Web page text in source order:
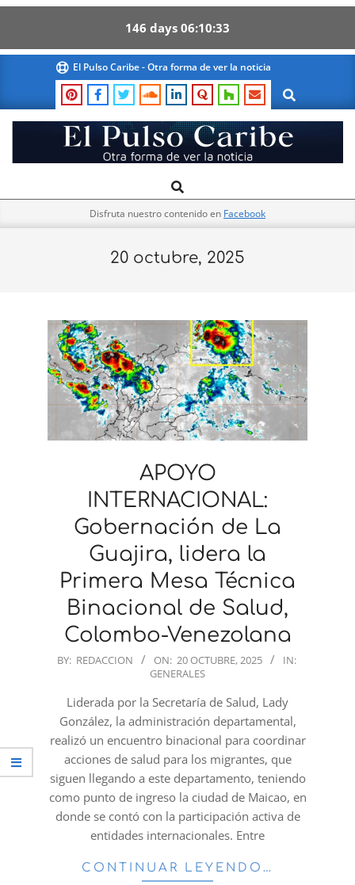
146 days 06 10 33
content
El Pulso Caribe - Otra forma de ver la noticia
Search
El
Pulso
Navigation
Search
Disfruta nuestro contenido en Facebook
20 octubre, 2025
APOYO
INTERNACIONAL:
Gobernación de La
Guajira, lidera la
Primera Mesa Técnica
Binacional de Salud,
Colombo-Venezolana
2025-
BY: REDACCION ON: 20 OCTUBRE, 2025
IN:
GENERALES
Liderada por la Secretaría de Salud, Lady
González, la administración departamental,
realizó un encuentro binacional para coordinar
acciones de salud para los migrantes, que
siguen llegando a este departamento, teniendo
como punto de ingreso la ciudad de Maicao, en
donde se contó con la participación activa de
entidades internacionales. Entre
CONTINUAR LEYENDO…